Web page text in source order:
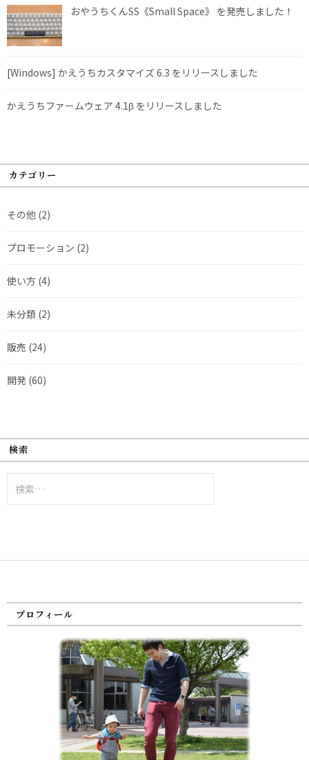
おやうちくんSS《Small Space》 を発売しました！
[Windows] かえうちカスタマイズ 6.3 をリリースしました
かえうちファームウェア 4.1β をリリースしました
カテゴリー
その他 (2)
プロモーション (2)
使い方 (4)
未分類 (2)
販売 (24)
開発 (60)
検索
索:
プロフィール